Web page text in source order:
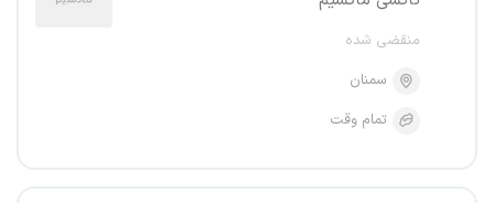
منقضی شده
سمنان
تمام وقت